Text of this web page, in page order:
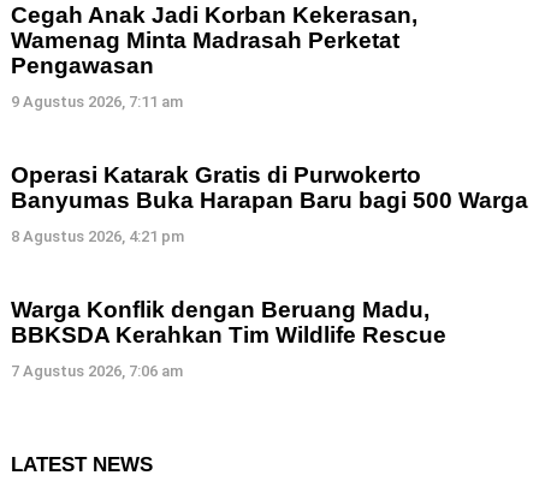
Cegah Anak Jadi Korban Kekerasan,
Wamenag Minta Madrasah Perketat
Pengawasan
9 Agustus 2026, 7:11 am
Operasi Katarak Gratis di Purwokerto
Banyumas Buka Harapan Baru bagi 500 Warga
8 Agustus 2026, 4:21 pm
Warga Konflik dengan Beruang Madu,
BBKSDA Kerahkan Tim Wildlife Rescue
7 Agustus 2026, 7:06 am
LATEST NEWS